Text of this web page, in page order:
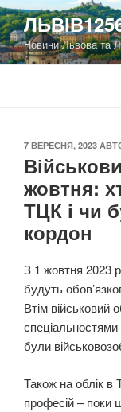
Перейти
до
вмістуНовини Львова та
ОПУБЛІКОВАНО
7 ВЕРЕСНЯ, 2023
жовтня:
ТЦК і чи
кордон
З 1 жовтня 2023
будуть
Втім військовий
були
Також на облік в
професій – поки